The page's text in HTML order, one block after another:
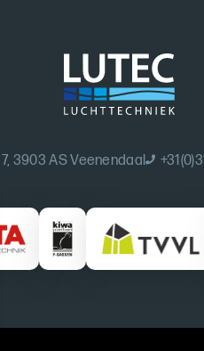
3903 AS Veenendaal